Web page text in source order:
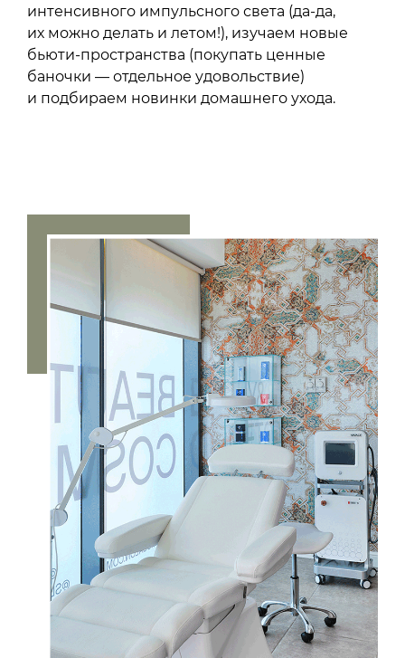
интенсивного импульсного света (да-да,
их можно делать и летом!), изучаем новые
бьюти-пространства (покупать ценные
баночки — отдельное удовольствие)
и подбираем новинки домашнего ухода.